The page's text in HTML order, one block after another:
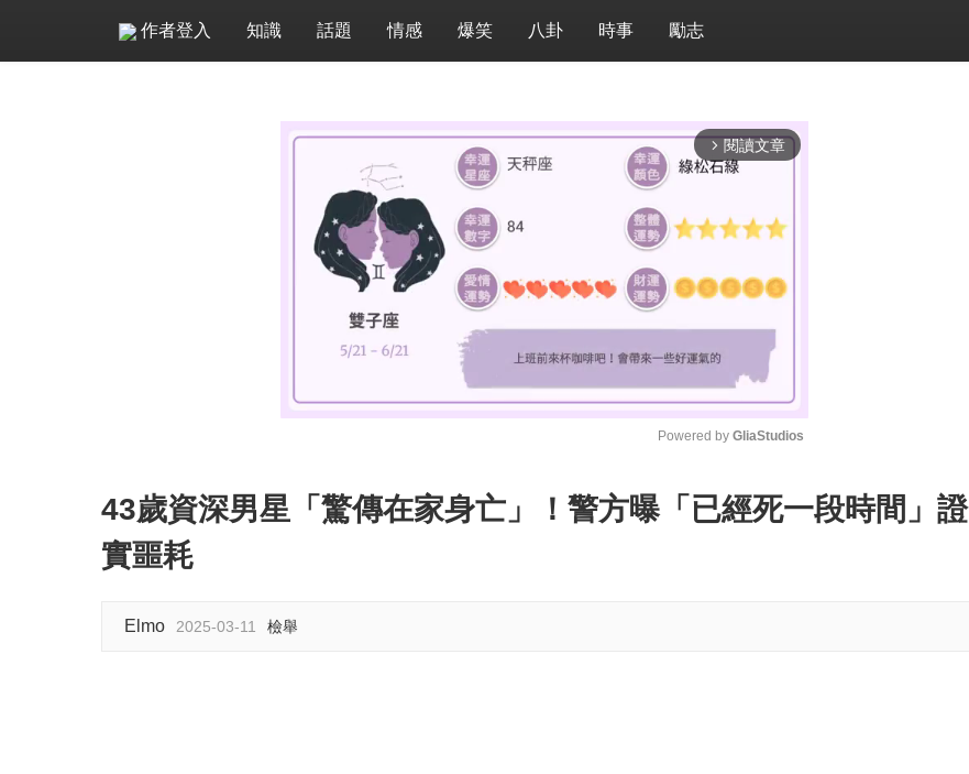
作者登入 知識 話題 情感 爆笑 八卦 時事 勵志
arrow_forward_ios 閱讀文章
M
u
Powered by GliaStudios
43歲資深男星「驚傳在家身亡」！警方曝「已經死一段時間」證
實噩耗
Elmo 2025-03-11 檢舉